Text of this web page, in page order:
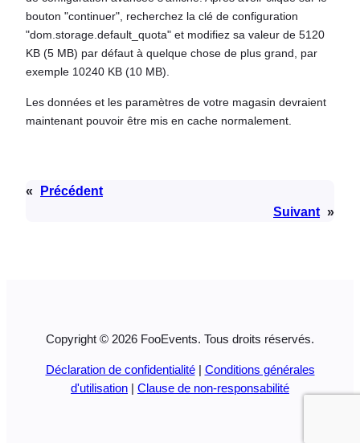
bouton "continuer", recherchez la clé de configuration
"dom.storage.default_quota" et modifiez sa valeur de 5120
KB (5 MB) par défaut à quelque chose de plus grand, par
exemple 10240 KB (10 MB).
Les données et les paramètres de votre magasin devraient
maintenant pouvoir être mis en cache normalement.
«
Précédent
Suivant »
Copyright © 2026 FooEvents. Tous droits réservés.
Déclaration de confidentialité| Conditions générales
d'utilisation
Clause de non-responsabilité